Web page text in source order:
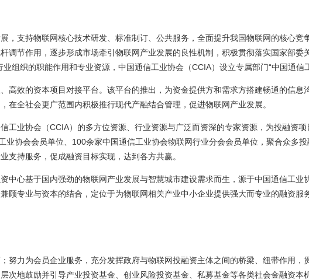
，支持物联网核心技术研发、标准制订、公共服务，全面提升我国物联网的核心竞
调节作用，逐步形成市场牵引物联网产业发展的良性机制，积极贯彻落实国家部委
组织的职能作用和专业资源，中国通信工业协会（CCIA）设立专属部门“中国通信
高效的资本项目对接平台。该平台的推出，为资金提供方和需求方搭建畅通的信息
在全社会更广范围内积极推行现代产融结合管理，促进物联网产业发展。
工业协会（CCIA）的多方位资源、行业资源与广泛而资深的专家资源，为投融资
业协会会员单位、100余家中国通信工业协会物联网行业分会会员单位，聚合众多
支持服务，促成融资目标实现，达到各方共赢。
中心基于国内强劲的物联网产业发展与智慧城市建设需求而生，源于中国通信工业
顾专业与资本的结合，定位于为物联网相关产业中小企业提供强大而专业的融资服
努力为会员企业服务，充分发挥政府与物联网投融资主体之间的桥梁、纽带作用，
次地鼓励并引导产业投资基金、创业风险投资基金、私募基金等各类社会金融资本